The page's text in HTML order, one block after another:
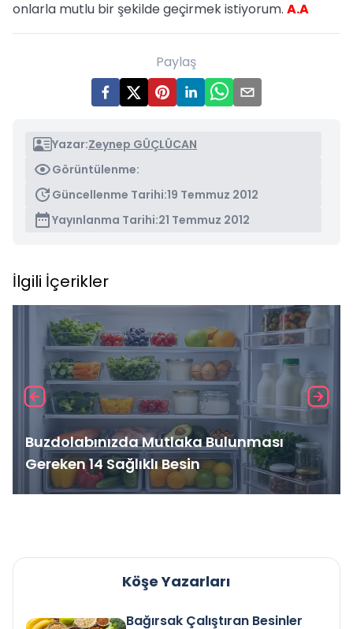
onlarla mutlu bir şekilde geçirmek istiyorum. A.A
Paylaş
Yazar:Zeynep GÜÇLÜCAN
Görüntülenme:
Güncellenme Tarihi:19 Temmuz 2012
Yayınlanma Tarihi:21 Temmuz 2012
İlgili İçerikler
Buzdolabınızda Mutlaka Bulunması
Gereken 14 Sağlıklı Besin
Köşe Yazarları
Bağırsak Çalıştıran Besinler